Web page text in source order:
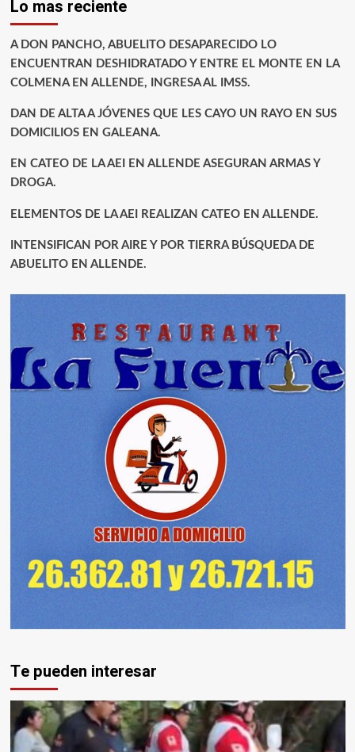
Lo mas reciente
A DON PANCHO, ABUELITO DESAPARECIDO LO
ENCUENTRAN DESHIDRATADO Y ENTRE EL MONTE EN LA
COLMENA EN ALLENDE, INGRESA AL IMSS.
DAN DE ALTA A JÓVENES QUE LES CAYO UN RAYO EN SUS
DOMICILIOS EN GALEANA.
EN CATEO DE LA AEI EN ALLENDE ASEGURAN ARMAS Y
DROGA.
ELEMENTOS DE LA AEI REALIZAN CATEO EN ALLENDE.
INTENSIFICAN POR AIRE Y POR TIERRA BÚSQUEDA DE
ABUELITO EN ALLENDE.
Te pueden interesar